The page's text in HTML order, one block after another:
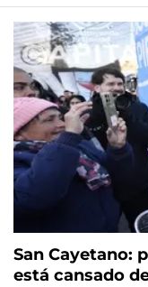
San Cayetano:
está cansado